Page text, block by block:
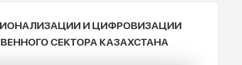
И ЦИФРОВИЗАЦИИ
СЕКТОРА КАЗАХСТАНА